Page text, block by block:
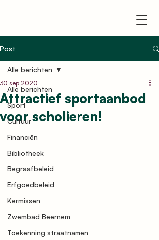
Post
Alle berichten
Sport
Cultuur
Financiën
Bibliotheek
Begraafbeleid
Erfgoedbeleid
Kermissen
Zwembad Beernem
Toekenning straatnamen
Alle berichten
Attractief sportaanbod
voor scholieren!
30 sep 2020